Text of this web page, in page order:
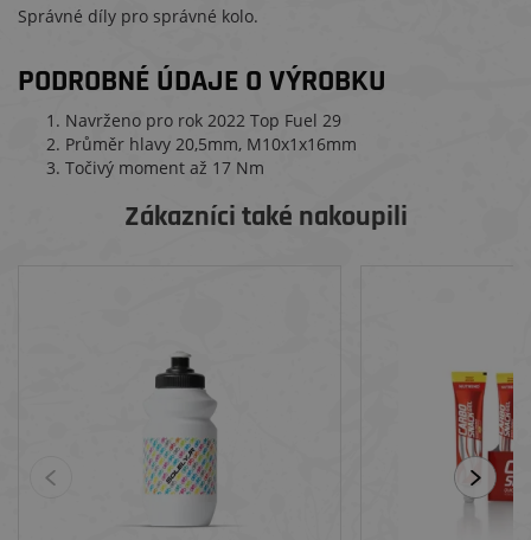
Správné díly pro správné kolo.
PODROBNÉ ÚDAJE O VÝROBKU
Navrženo pro rok 2022 Top Fuel 29
Průměr hlavy 20,5mm, M10x1x16mm
Točivý moment až 17 Nm
Zákazníci také nakoupili